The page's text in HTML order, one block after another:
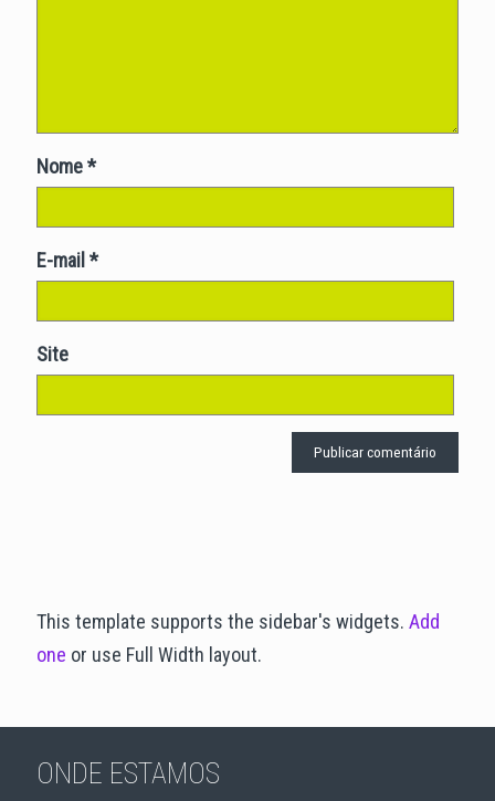
Nome*
E-mail *
Site
This template supports the sidebar's widgets. Add
one or use Full Width layout.
ONDE ESTAMOS